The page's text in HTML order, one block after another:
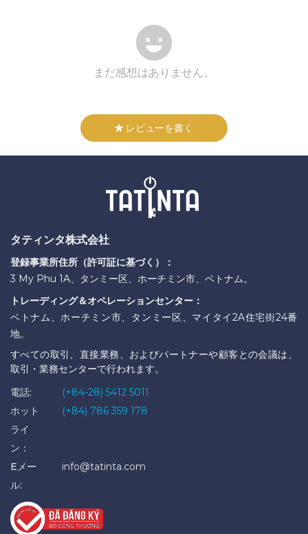
まだ感想はありません。
レビューを書く
タティンタ株式会社
登録事業所住所（許可証に基づく）：
3 My Phu 1A、タンミー区、ホーチミン市、ベトナム。
トレーディング＆オペレーションセンター：
ベトナム、ホーチミン市、タンミー区、マイタイ2A住宅街24番
地。
すべての取引、直接業務、およびパートナーや顧客との会議は、
取引・業務センターで行われます。
電話:
(+84-28) 5412 5011
ホット
ライ
ン：
(+84) 786 359 178
Eメー
ル:
info@tatinta.com